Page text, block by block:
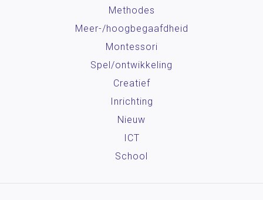
Methodes
Meer-/hoog­begaafdheid
Montessori
Spel/ontwikkeling
Creatief
Inrichting
Nieuw
ICT
School